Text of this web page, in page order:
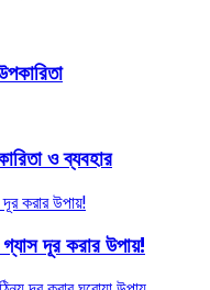
ও ব্যবহার
দূর করার উপায়!